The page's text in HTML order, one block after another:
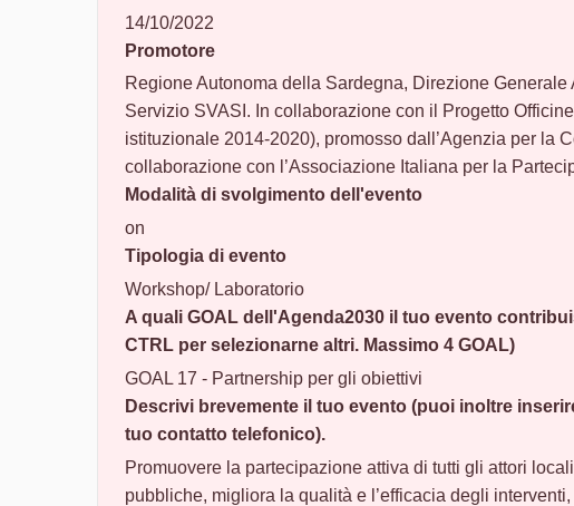
14/10/2022
Promotore
Regione Autonoma della Sardegna, Direzione
Servizio SVASI. In collaborazione con il Progetto
istituzionale 2014-2020), promosso dall’Agenzia per la
collaborazione con l’Associazione Italiana per la
Modalità di svolgimento dell'evento
on
Tipologia di evento
Workshop/ Laboratorio
A quali GOAL dell'Agenda2030 il tuo evento
CTRL per selezionarne altri. Massimo 4 GOAL)
GOAL 17 - Partnership per gli obiettivi
Descrivi brevemente il tuo evento (puoi inoltre
tuo contatto telefonico).
Promuovere la partecipazione attiva di tutti gli attori
pubbliche, migliora la qualità e l’efficacia degli